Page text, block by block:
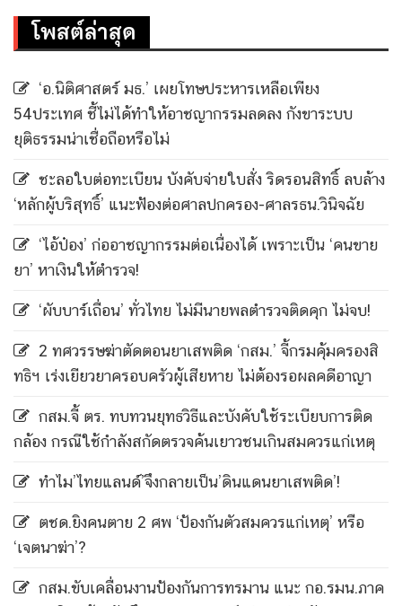
โพสต์ล่าสุด
‘อ.นิติศาสตร์ มธ.’ เผยโทษประหารเหลือเพียง
54ประเทศ ชี้ไม่ได้ทำให้อาชญากรรมลดลง กังขาระบบ
ยุติธรรมน่าเชื่อถือหรือไม่
ชะลอใบต่อทะเบียน บังคับจ่ายใบสั่ง ริดรอนสิทธิ์ ลบล้าง
‘หลักผู้บริสุทธิ์’ แนะฟ้องต่อศาลปกครอง-ศาลรธน.วินิจฉัย
‘ไอ้ป๋อง’ ก่ออาชญากรรมต่อเนื่องได้ เพราะเป็น ‘คนขาย
ยา’ หาเงินให้ตำรวจ!
‘ผับบาร์เถื่อน’ ทั่วไทย ไม่มีนายพลตำรวจติดคุก ไม่จบ!
2 ทศวรรษฆ่าตัดตอนยาเสพติด ‘กสม.’ จี้กรมคุ้มครองสิ
ทธิฯ เร่งเยียวยาครอบครัวผู้เสียหาย ไม่ต้องรอผลคดีอาญา
กสม.จี้ ตร. ทบทวนยุทธวิธีและบังคับใช้ระเบียบการติด
กล้อง กรณีใช้กำลังสกัดตรวจค้นเยาวชนเกินสมควรแก่เหตุ
ทำไม’ไทยแลนด์’จึงกลายเป็น’ดินแดนยาเสพติด’!
ตชด.ยิงคนตาย 2 ศพ ‘ป้องกันตัวสมควรแก่เหตุ’ หรือ
‘เจตนาฆ่า’?
กสม.ขับเคลื่อนงานป้องกันการทรมาน แนะ กอ.รมน.ภาค